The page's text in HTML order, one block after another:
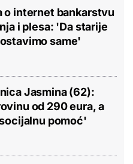
o internet bankarstvu
i plesa: 'Da starije
same'
Jasmina (62):
od 290 eura, a
pomoć'